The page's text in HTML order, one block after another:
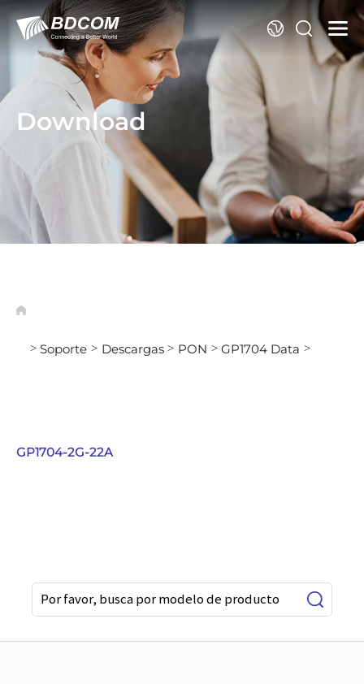
Download
> Soporte > Descargas > PON > GP1704 Data >
GP1704-2G-22A